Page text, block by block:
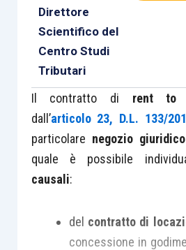
Direttore
Scientifico del
Centro Studi
Tributari
Il contratto di rent to
dall’articolo 23, D.L. 133/
particolare negozio giuridico
quale è possibile
causali:
del contratto di
concessione in